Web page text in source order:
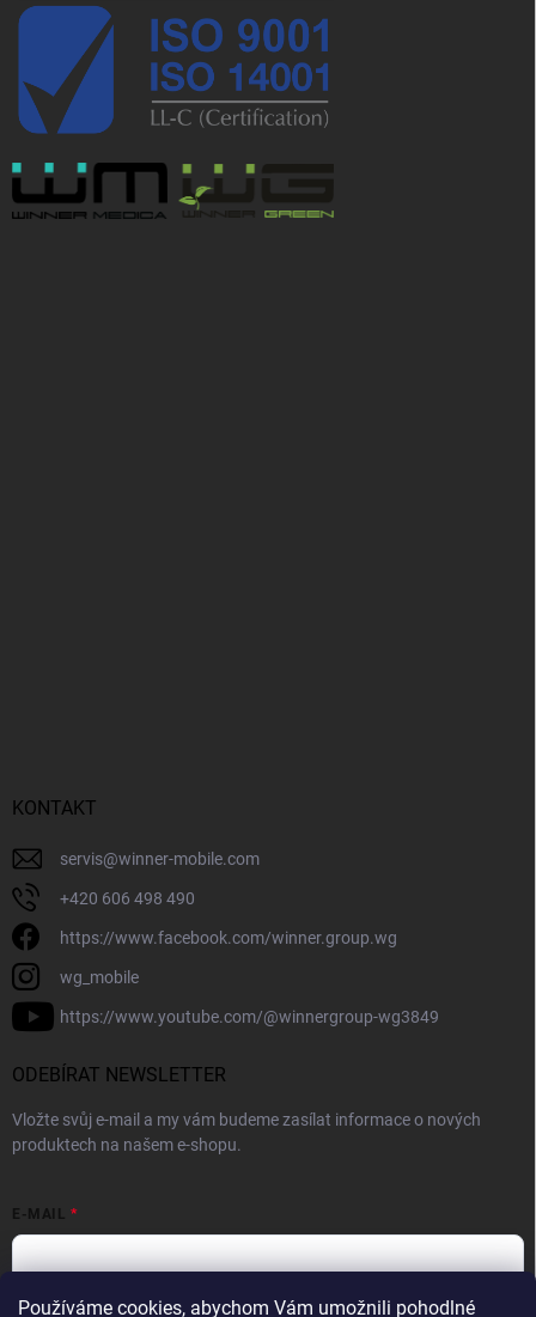
Používáme cookies, abychom Vám umožnili pohodlné
KONTAKT
servis@winner-mobile.com
+420 606 498 490
https://www.facebook.com/winner.group.wg
wg_mobile
https://www.youtube.com/@winnergroup-wg3849
ODEBÍRAT NEWSLETTER
Vložte svůj e-mail a my vám budeme zasílat informace o nových
produktech na našem e-shopu.
E-MAIL